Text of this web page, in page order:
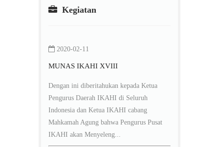
Kegiatan
2020-02-11
MUNAS IKAHI XVIII
Dengan ini diberitahukan kepada Ketua
Pengurus Daerah IKAHI di Seluruh
Indonesia dan Ketua IKAHI cabang
Mahkamah Agung bahwa Pengurus Pusat
IKAHI akan Menyeleng...